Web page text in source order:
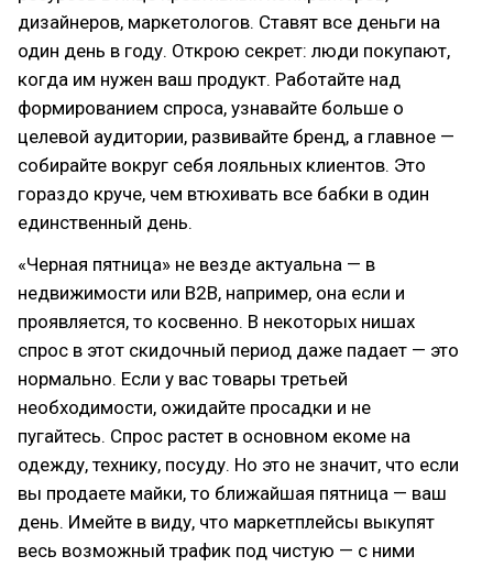
дизайнеров, маркетологов. Ставят все деньги на
один день в году. Открою секрет: люди покупают,
когда им нужен ваш продукт. Работайте над
формированием спроса, узнавайте больше о
целевой аудитории, развивайте бренд, а главное —
собирайте вокруг себя лояльных клиентов. Это
гораздо круче, чем втюхивать все бабки в один
единственный день.
«Черная пятница» не везде актуальна — в
недвижимости или B2B, например, она если и
проявляется, то косвенно. В некоторых нишах
спрос в этот скидочный период даже падает — это
нормально. Если у вас товары третьей
необходимости, ожидайте просадки и не
пугайтесь. Спрос растет в основном екоме на
одежду, технику, посуду. Но это не значит, что если
вы продаете майки, то ближайшая пятница — ваш
день. Имейте в виду, что маркетплейсы выкупят
весь возможный трафик под чистую — с ними